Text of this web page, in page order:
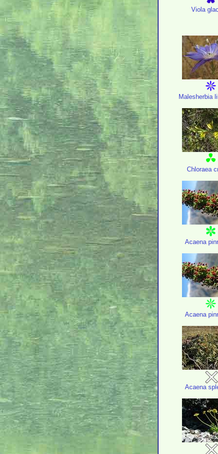
Viola
Malesherbia
Chloraea
Acaena
Acaena
Acaena